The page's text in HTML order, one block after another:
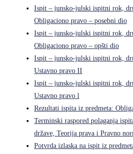
Ispit – junsko-julski ispitni rok,
Obligaciono pravo – posebni dio
Ispit – junsko-julski ispitni rok,
Obligaciono pravo – opšti dio
Ispit – junsko-julski ispitni rok,
Ustavno pravo II
Ispit – junsko-julski ispitni rok,
Ustavno pravo l
Rezultati ispita iz predmeta:
Terminski raspored polaganja
države, Teorija prava i Pravno
Potvrda izlaska na ispit iz